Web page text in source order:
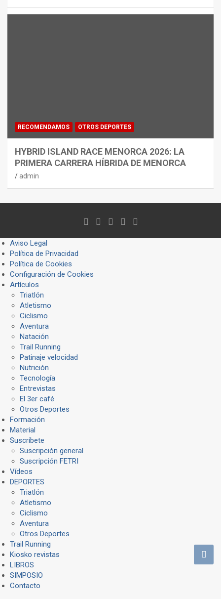
RECOMENDAMOS OTROS DEPORTES
HYBRID ISLAND RACE MENORCA 2026: LA
PRIMERA CARRERA HÍBRIDA DE MENORCA
admin
Aviso Legal
Política de Privacidad
Política de Cookies
Configuración de Cookies
Artículos
Triatlón
Atletismo
Ciclismo
Aventura
Natación
Trail Running
Patinaje velocidad
Nutrición
Tecnología
Entrevistas
El 3er café
Otros Deportes
Formación
Material
Suscríbete
Suscripción general
Suscripción FETRI
Vídeos
DEPORTES
Triatlón
Atletismo
Ciclismo
Aventura
Otros Deportes
Trail Running
Kiosko revistas
LIBROS
SIMPOSIO
Contacto